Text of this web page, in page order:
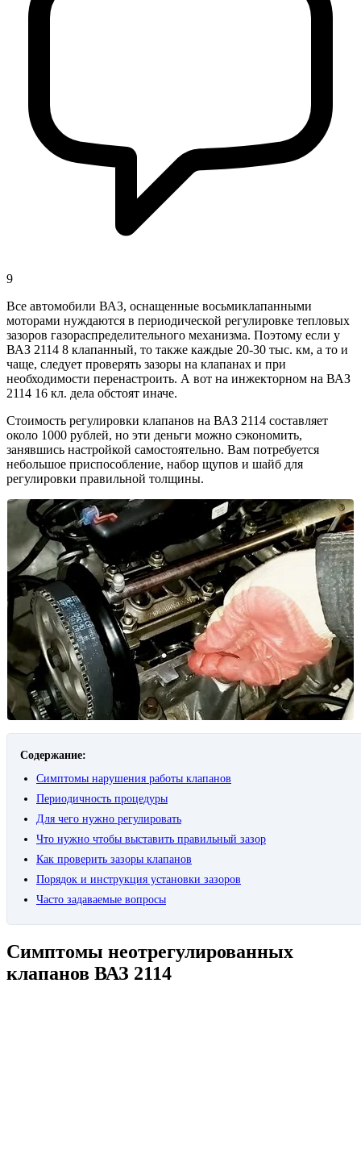
9
Все автомобили ВАЗ, оснащенные восьмиклапанными
моторами нуждаются в периодической регулировке тепловых
зазоров газораспределительного механизма. Поэтому если у
ВАЗ 2114 8 клапанный, то также каждые 20-30 тыс. км, а то и
чаще, следует проверять зазоры на клапанах и при
необходимости перенастроить. А вот на инжекторном на ВАЗ
2114 16 кл. дела обстоят иначе.
Стоимость регулировки клапанов на ВАЗ 2114 составляет
около 1000 рублей, но эти деньги можно сэкономить,
занявшись настройкой самостоятельно. Вам потребуется
небольшое приспособление, набор щупов и шайб для
регулировки правильной толщины.
Содержание:
Симптомы нарушения работы клапанов
Периодичность процедуры
Для чего нужно регулировать
Что нужно чтобы выставить правильный зазор
Как проверить зазоры клапанов
Порядок и инструкция установки зазоров
Часто задаваемые вопросы
Симптомы неотрегулированных
клапанов ВАЗ 2114